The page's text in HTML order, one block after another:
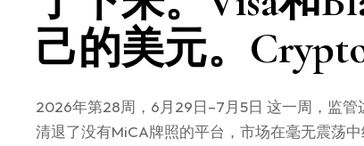
己的美元。
2026年第28周，6月29日–7月5日 这一周，监管
清退了没有MiCA牌照的平台，市场在毫无震荡